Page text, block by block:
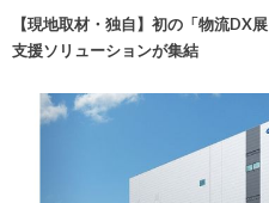
【現地取材・独自】初の「物流DX
支援ソリューションが集結